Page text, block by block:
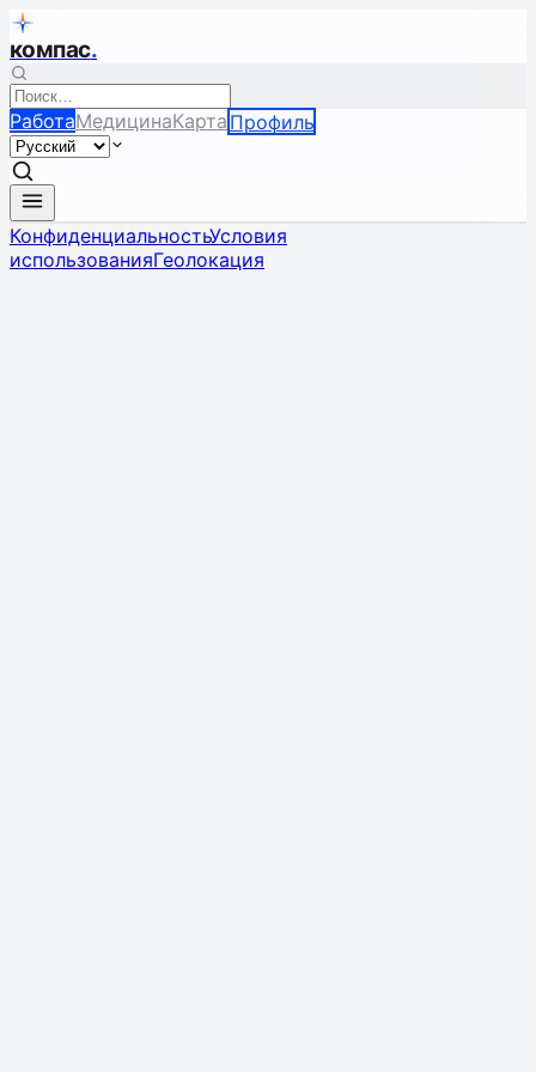
компас.
РаботаМедицинаКарта Профиль
КонфиденциальностьУсловия
использованияГеолокация